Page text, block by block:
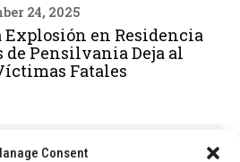
Consent
24, 2025
Explosión en Residencia
de Pensilvania Deja al
Fatales